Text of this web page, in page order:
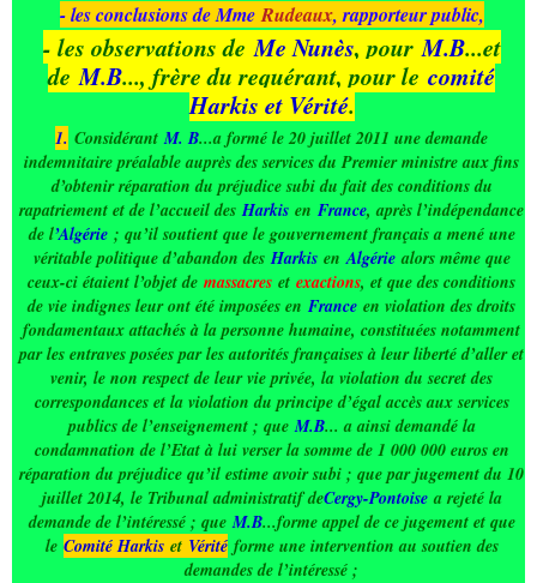
- les conclusions de MmeRudeaux, rapporteur public,
- les observations deMe Nunès, pourM.B...et
deM.B..., frère du requérant, pour le comité
Harkis et Vérité.
1. ConsidérantM. B...a formé le 20 juillet 2011 une demande
indemnitaire préalable auprès des services du Premier ministre aux fins
d’obtenir réparation du préjudice subi du fait des conditions du
rapatriement et de l’accueil desHarkis en France, après l’indépendance
de l’Algérie; qu’il soutient que le gouvernement français a mené une
véritable politique d’abandon desHarkisenAlgériealors même que
ceux-ci étaient l’objet de massacres et exactions, et que des conditions
de vie indignes leur ont été imposées en France en violation des droits
fondamentaux attachés à la personne humaine, constituées notamment
par les entraves posées par les autorités françaises à leur liberté d’aller et
venir, le non respect de leur vie privée, la violation du secret des
correspondances et la violation du principe d’égal accès aux services
publics de l’enseignement ; queM.B... a ainsi demandé la
condamnation de l’Etat à lui verser la somme de 1 000 000 euros en
réparation du préjudice qu’il estime avoir subi ; que par jugement du 10
juillet 2014, le Tribunal administratif deCergy-Pontoisea rejeté la
demande de l’intéressé ; queM.B...forme appel de ce jugement et que
le Comité Harkis etVéritéforme une intervention au soutien des
demandes de l’intéressé ;